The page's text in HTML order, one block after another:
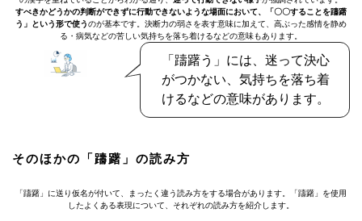
すべきかどうかの判断ができずに行動できないような場面において、「〇〇することを躊躇
う」という形で使うのが基本です。決断力の弱さを表す意味に加えて、高ぶった感情を静め
る・病気などの苦しい気持ちを落ち着けるなどの意味もあります。
「躊躇う」には、迷って決心
がつかない、気持ちを落ち着
けるなどの意味があります。
そのほかの「躊躇」の読み方
「躊躇」に送り仮名が付いて、まったく違う読み方をする場合があります。「躊躇」を使用
したよくある表現について、それぞれの読み方を紹介します。